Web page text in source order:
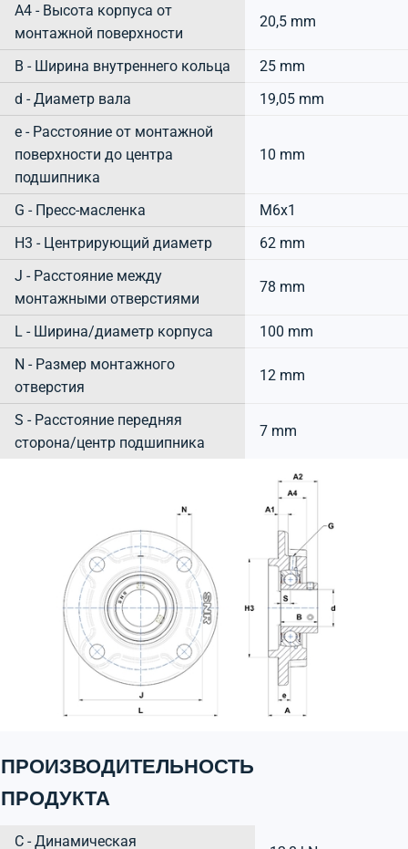
A4 - Высота корпуса от
монтажной поверхности
20,5 mm
B - Ширина внутреннего кольца
25 mm
d - Диаметр вала
19,05 mm
e - Расстояние от монтажной
поверхности до центра
подшипника
10 mm
G - Пресс-масленка
M6x1
H3 - Центрирующий диаметр
62 mm
J - Расстояние между
монтажными отверстиями
78 mm
L - Ширина/диаметр корпуса
100 mm
N - Размер монтажного
отверстия
12 mm
S - Расстояние передняя
сторона/центр подшипника
7 mm
ПРОИЗВОДИТЕЛЬНОСТЬ
ПРОДУКТА
C - Динамическая